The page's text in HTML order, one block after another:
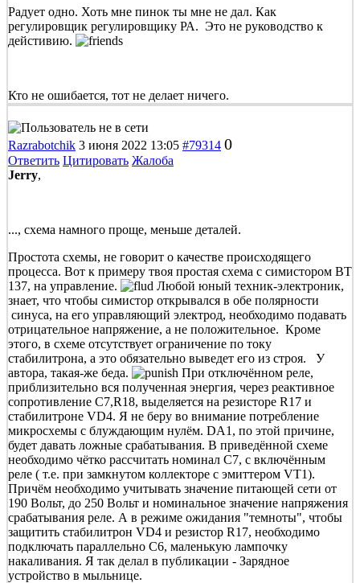
Радует одно. Хоть мне пинок ты мне не дал. Как
регулировщик регулировщику РА. Это не руководство к
дейстивию.
Кто не ошибается, тот не делает ничего.
Razrabotchik 3 июня 2022 13:05 #79314 0
Ответить Цитировать Жалоба
Jerry,
..., схема намного проще, меньше деталей.
Простота схемы, не говорит о качестве происходящего
процесса. Вот к примеру твоя простая схема с симистором ВТ
137, на управление.
Любой юный техник-электроник,
знает, что чтобы симистор открывался в обе полярности
синуса, на его управляющий электрод, необходимо подавать
отрицательное напряжение, а не положительное. Кроме
этого, в схеме отсутствует ограничение по току
стабилитрона, а это обязательно выведет его из строя. У
автора, такая-же беда.
При отключённом реле,
приблизительно вся полученная энергия, через реактивное
сопротивление С7,R18, выделяется на резисторе R17 и
стабилитроне VD4. Я не беру во внимание потребление
микросхемы с блуждающим нулём. DA1, по этой причине,
будет давать ложные срабатывания. В приведённой схеме
необходимо чётко рассчитать номинал С7, с включённым
реле ( т.е. при замкнутом коллекторе с эмиттером VT1).
Причём необходимо учитывать значение питающей сети от
190 Вольт, до 250 Вольт и номинальное значение напряжения
срабатывания реле. А в режиме ожидания "темноты", чтобы
защитить стабилитрон VD4 и резистор R17, необходимо
подключать параллельно С6, маленькую лампочку
накаливания. Я так делал в публикации - Зарядное
устройство в мыльнице.